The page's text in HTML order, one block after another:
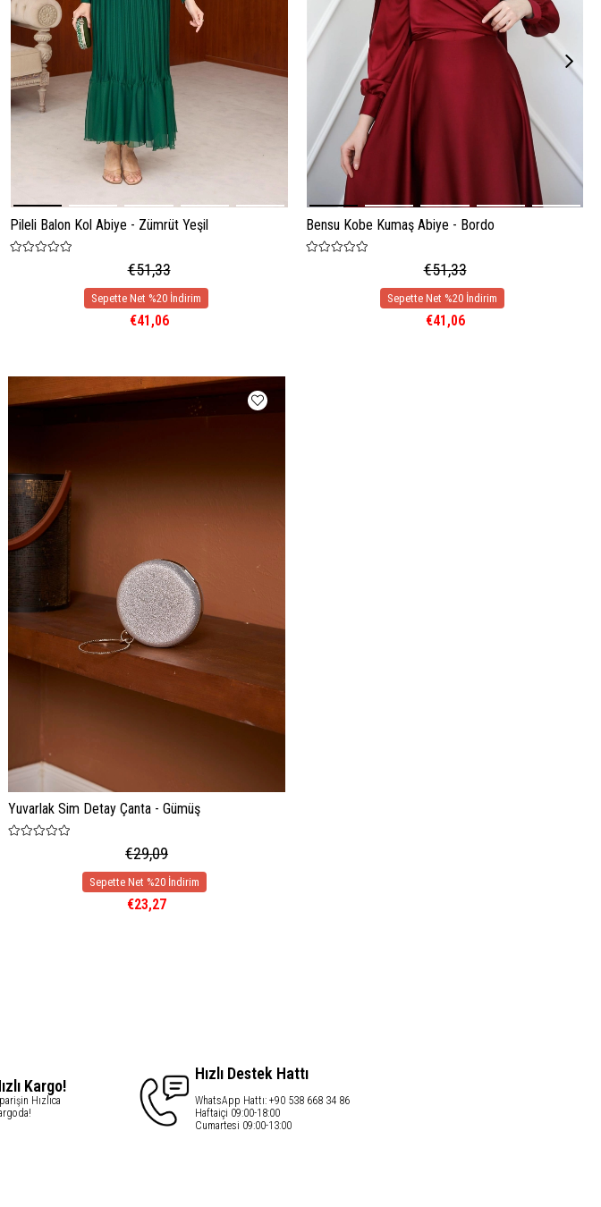
Pileli Balon Kol Abiye - Zümrüt Yeşil
€51,33
€41,06
Bensu Kobe Kumaş Abiye - Bordo
€51,33
€41,06
Yuvarlak Sim Detay Çanta - Gümüş
€29,09
€23,27
Kargo!
Hızlıca
Hızlı Destek Hattı
WhatsApp Hattı: +90 538 668 34 86
Haftaiçi 09:00-18:00
Cumartesi 09:00-13:00